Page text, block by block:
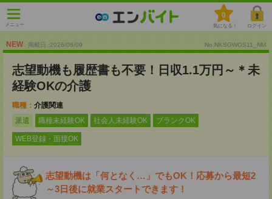
メニュー
0
気になる！ ログイン
NEW 掲載日 :2026/08/09 No.NKSGWOS11_NM
志望動機も履歴書も不要！日収1.1万円～＊未
経験OKの介護
職種： 介護関連
派遣
職種未経験OK 社会人未経験OK ブランクOK
WEB登録・面接OK
志望動機は「何となく…」でもOK！応募から最短2
～3日後に就業スタートできます！